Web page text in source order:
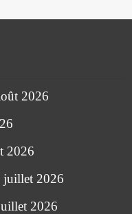
2026
2026
juillet 2026
2026